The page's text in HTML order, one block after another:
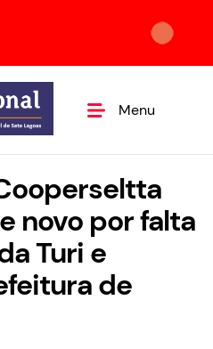
Menu
novo por falta
Turi e
de